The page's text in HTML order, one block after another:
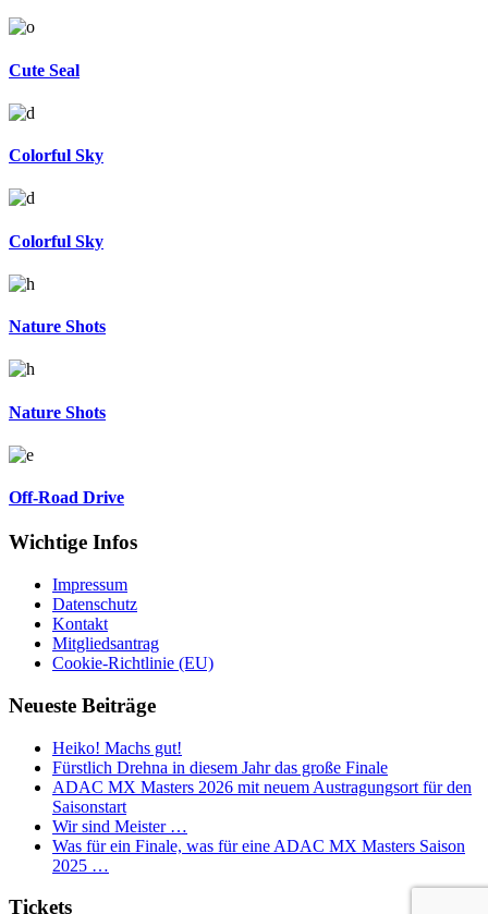
Cute Seal
Colorful Sky
Colorful Sky
Nature Shots
Nature Shots
Off-Road Drive
Wichtige Infos
Impressum
Datenschutz
Kontakt
Mitgliedsantrag
Cookie-Richtlinie (EU)
Neueste Beiträge
Heiko! Machs gut!
Fürstlich Drehna in diesem Jahr das große Finale
ADAC MX Masters 2026 mit neuem Austragungsort für den
Saisonstart
Wir sind Meister …
Was für ein Finale, was für eine ADAC MX Masters Saison
2025 …
Tickets